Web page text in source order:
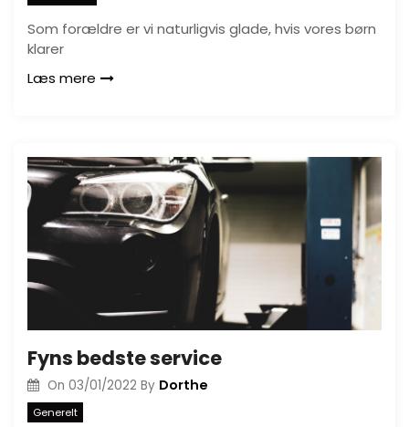
Som forældre er vi naturligvis glade, hvis vores børn
klarer
Læs mere
Fyns bedste service
On 03/01/2022 By Dorthe
Generelt